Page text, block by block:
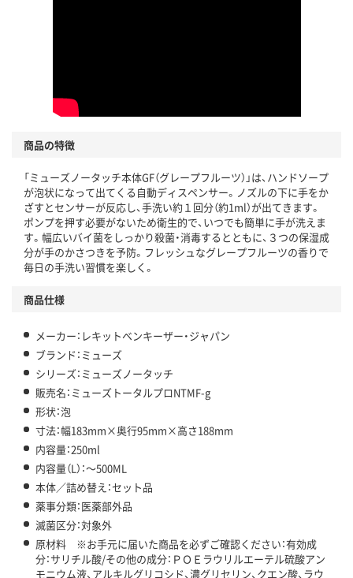
商品の特徴
「ミューズノータッチ本体GF（グレープフルーツ）」は、ハンドソープ
が泡状になって出てくる自動ディスペンサー。ノズルの下に手をか
ざすとセンサーが反応し、手洗い約１回分（約1ml）が出てきます。
ポンプを押す必要がないため衛生的で、いつでも簡単に手が洗えま
す。幅広いバイ菌をしっかり殺菌・消毒するとともに、３つの保湿成
分が手のかさつきを予防。フレッシュなグレープフルーツの香りで
毎日の手洗い習慣を楽しく。
商品仕様
メーカー：レキットベンキーザー・ジャパン
ブランド：ミューズ
シリーズ：ミューズノータッチ
販売名：ミューズトータルプロNTMF-g
形状：泡
寸法：幅183mm×奥行95mm×高さ188mm
内容量：250ml
内容量（L）：～500ML
本体／詰め替え：セット品
薬事分類：医薬部外品
滅菌区分：対象外
原材料 ※お手元に届いた商品を必ずご確認ください：有効成
分：サリチル酸/その他の成分：ＰＯＥラウリルエーテル硫酸アン
モニウム液、アルキルグリコシド、濃グリセリン、クエン酸、ラウ